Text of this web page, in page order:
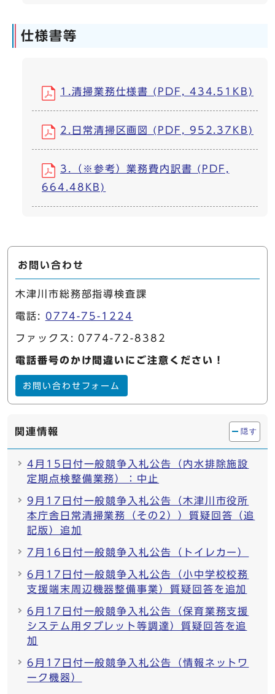
仕様書等
1.清掃業務仕様書 (PDF, 434.51KB)
2.日常清掃区画図 (PDF, 952.37KB)
3.（※参考）業務費内訳書 (PDF,
664.48KB)
お問い合わせ
木津川市総務部指導検査課
電話: 0774-75-1224
ファックス: 0774-72-8382
電話番号のかけ間違いにご注意ください！
お問い合わせフォーム
関連情報 隠す
4月15日付一般競争入札公告（内水排除施設
定期点検整備業務）：中止
9月17日付一般競争入札公告（木津川市役所
本庁舎日常清掃業務（その2））質疑回答（追
記版）追加
7月16日付一般競争入札公告（トイレカー）
6月17日付一般競争入札公告（小中学校校務
支援端末周辺機器整備事業）質疑回答を追加
6月17日付一般競争入札公告（保育業務支援
システム用タブレット等調達）質疑回答を追
加
6月17日付一般競争入札公告（情報ネットワ
ーク機器）